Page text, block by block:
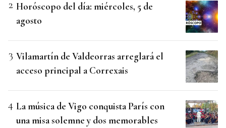
Horóscopo del día: miércoles, 5 de
agosto
Vilamartín de Valdeorras arreglará el
acceso principal a Correxais
La música de Vigo conquista París con
una misa solemne y dos memorables